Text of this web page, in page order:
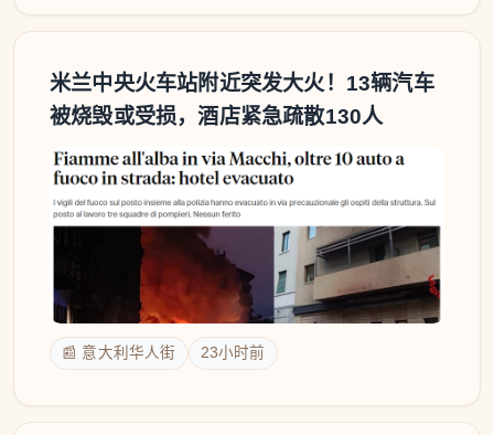
米兰中央火车站附近突发大火！13辆汽车
被烧毁或受损，酒店紧急疏散130人
📰 意大利华人街 23小时前